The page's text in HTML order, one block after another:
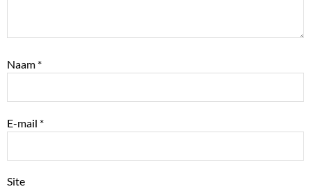
Naam *
E-mail *
Site